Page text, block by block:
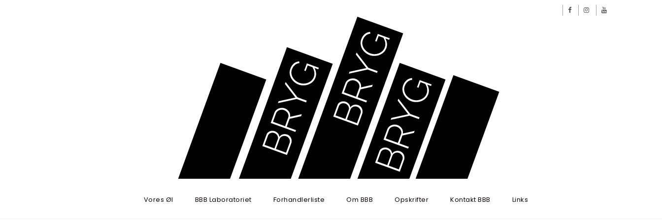
Vores Øl
BBB Laboratoriet Forhandlerliste Om BBB Opskrifter Kontakt BBB Links